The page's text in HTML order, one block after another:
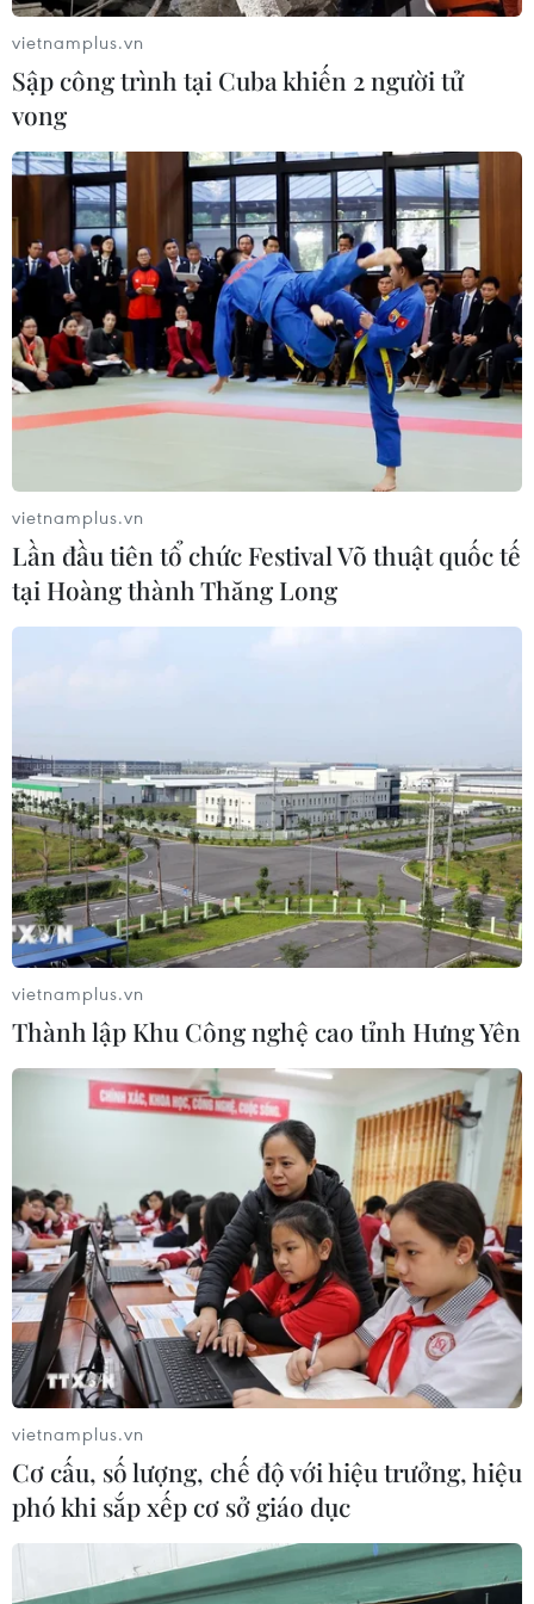
#Châu Hải My #Kathy Chow
#Chu Chỉ Nhược
#Ỷ Thiên Đồ Long Ký
#Hồ sơ bệnh án Trung Quốc
Theo dõi VietnamPlus
Nhạc sỹ Xuân Phương, tác giả 'Mong ước
kỷ niệm xưa' qua đời do bạo bệnh
29/11/2023 05:07
Nhạc sỹ Nguyễn Xuân Phương là tác giả của nhiều ca
khúc nhạc phim nổi tiếng như “Mong ước kỷ niệm xưa,”
“Lời chưa nói,” “Lời ru cho con”…
vietnamplus.vn
Sập công trình tại Cuba khiến 2 người tử
vong
vietnamplus.vn
Lần đầu tiên tổ chức Festival Võ thuật quốc tế
tại Hoàng thành Thăng Long
vietnamplus.vn
Thành lập Khu Công nghệ cao tỉnh Hưng Yên
vietnamplus.vn
Cơ cấu, số lượng, chế độ với hiệu trưởng, hiệu
phó khi sắp xếp cơ sở giáo dục